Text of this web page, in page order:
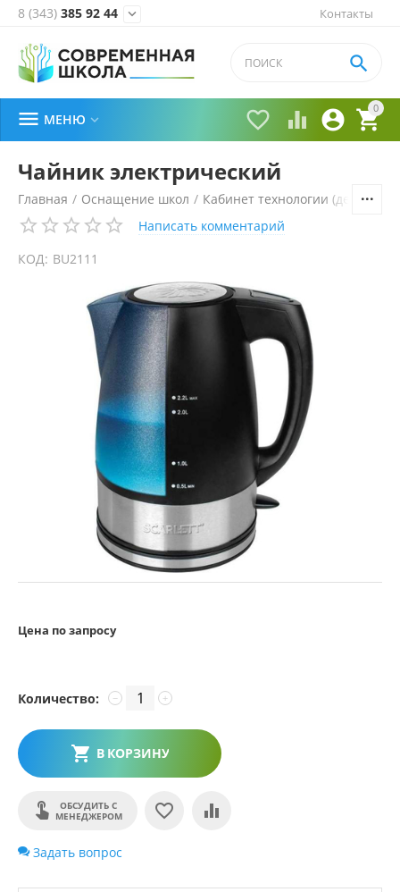
Контакты
8 (343) 385 92 44 
0


 

 МЕНЮ 
Чайник электрический
Главная / Оснащение школ / Кабинет технологии (девочки)
Написать комментарий
КОД: BU2111
Цена по запросу
Количество: +
−
В КОРЗИНУ
ОБСУДИТЬ С
МЕНЕДЖЕРОМ
Задать вопрос